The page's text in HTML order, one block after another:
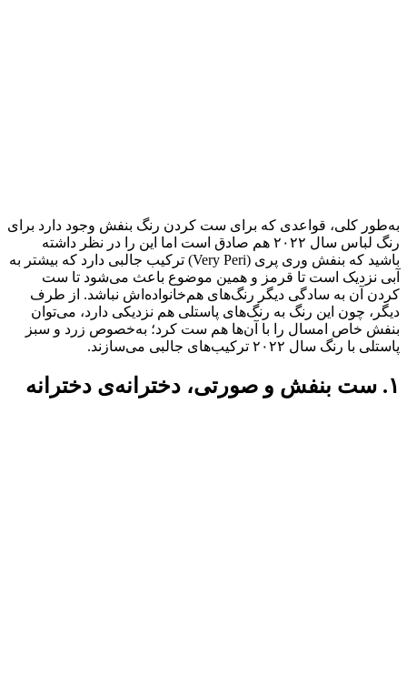
به‌طور کلی، قواعدی که برای ست کردن رنگ بنفش وجود دارد برای
رنگ لباس سال ۲۰۲۲ هم صادق است اما این را در نظر داشته
باشید که بنفش وری پری (Very Peri) ترکیب جالبی دارد که بیشتر به
آبی نزدیک است تا قرمز و همین موضوع باعث می‌شود تا ست
کردن آن به سادگی دیگر رنگ‌های هم‌خانواده‌اش نباشد. از طرف
دیگر، چون این رنگ به رنگ‌های پاستلی هم نزدیکی دارد، می‌توان
بنفش خاص امسال را با آن‌ها هم ست کرد؛ به‌خصوص زرد و سبز
پاستلی با رنگ سال ۲۰۲۲ ترکیب‌های جالبی می‌سازند.
۱. ست بنفش و صورتی، دخترانه‌ی دخترانه